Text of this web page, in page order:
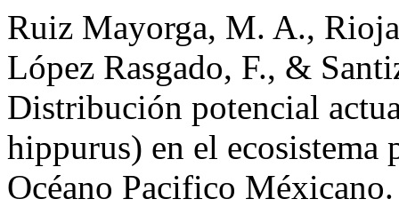
Ruiz Mayorga, M. A.,
López Rasgado, F., &
Distribución potencial
hippurus) en el ecosistema
Océano Pacifico